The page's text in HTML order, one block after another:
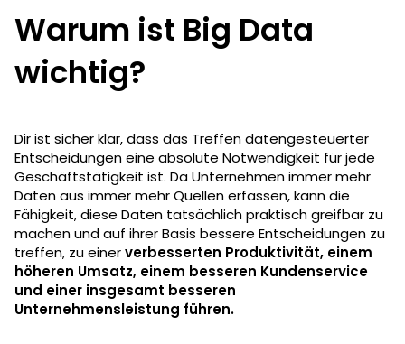
Warum ist Big Data
wichtig?
Dir ist sicher klar, dass das Treffen datengesteuerter
Entscheidungen eine absolute Notwendigkeit für jede
Geschäftstätigkeit ist. Da Unternehmen immer mehr
Daten aus immer mehr Quellen erfassen, kann die
Fähigkeit, diese Daten tatsächlich praktisch greifbar zu
machen und auf ihrer Basis bessere Entscheidungen zu
treffen, zu einerverbesserten Produktivität, einem
höheren Umsatz, einem besseren Kundenservice
und einer insgesamt besseren
Unternehmensleistung führen.